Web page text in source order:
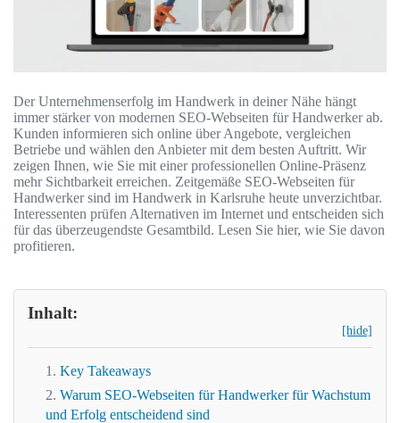
Der Unternehmenserfolg im Handwerk in deiner Nähe hängt
immer stärker von modernen SEO-Webseiten für Handwerker ab.
Kunden informieren sich online über Angebote, vergleichen
Betriebe und wählen den Anbieter mit dem besten Auftritt. Wir
zeigen Ihnen, wie Sie mit einer professionellen Online-Präsenz
mehr Sichtbarkeit erreichen. Zeitgemäße SEO-Webseiten für
Handwerker sind im Handwerk in Karlsruhe heute unverzichtbar.
Interessenten prüfen Alternativen im Internet und entscheiden sich
für das überzeugendste Gesamtbild. Lesen Sie hier, wie Sie davon
profitieren.
Inhalt:
[hide]
Key Takeaways
Warum SEO-Webseiten für Handwerker für Wachstum
und Erfolg entscheidend sind